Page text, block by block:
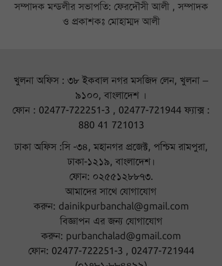
সম্পাদক মন্ডলীর সভাপতি: ফেরদৌসী আলী , সম্পাদক
ও প্রকাশকঃ মোহাম্মদ আলী
খুলনা অফিস : ৩৮ ইকবাল নগর মসজিদ লেন, খুলনা –
৯১০০, বাংলাদেশ ।
ফোন : 02477-722251-3 , 02477-721944 ফ্যাক্স :
880 41 721013
ঢাকা অফিস :সি -৩৪, মহানগর প্রজেক্ট, পশ্চিম রামপুরা,
ঢাকা-১২১৯, বাংলাদেশ।
ফোন: ০২৫৫১২৮৮৭৩.
আমাদের সাথে যোগাযোগ
করুন: dainikpurbanchal@gmail.com
বিজ্ঞাপন এর জন্য যোগাযোগ
করুন: purbanchalad@gmail.com
ফোন: 02477-722251-3 , 02477-721944